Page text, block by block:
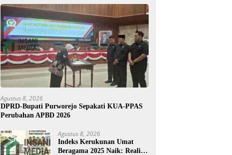
Agustus 8, 2026
DPRD-Bupati Purworejo Sepakati KUA-PPAS
Perubahan APBD 2026
Agustus 8, 2026
Indeks Kerukunan Umat
Beragama 2025 Naik: Realita